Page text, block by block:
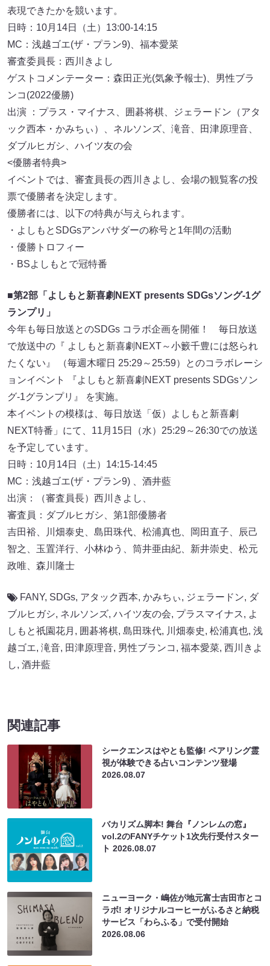
表現できたかを競います。
日時：10月14日（土）13:00-14:15
MC：浅越ゴエ(ザ・プラン9)、福本愛菜
審査委員長：西川きよし
ゲストコメンテーター：森田正光(気象予報士)、男性ブラ
ンコ(2022優勝)
出演 ：プラス・マイナス、囲碁将棋、ジェラードン（アタ
ック西本・かみちぃ）、ネルソンズ、滝音、田津原理音、
ダブルヒガシ、ハイツ友の会
<優勝者特典>
イベントでは、審査員長の西川きよし、会場の観覧客の投
票で優勝者を決定します。
優勝者には、以下の特典が与えられます。
・よしもとSDGsアンバサダーの称号と1年間の活動
・優勝トロフィー
・BSよしもとで冠特番
■第2部「よしもと新喜劇NEXT presents SDGsソング-1グ
ランプリ」
今年も毎日放送とのSDGs コラボ企画を開催！ 毎日放送
で放送中の『 よしもと新喜劇NEXT～小籔千豊には怒られ
たくない』 （毎週木曜日 25:29～25:59）とのコラボレーシ
ョンイベント 『よしもと新喜劇NEXT presents SDGsソン
グ-1グランプリ』 を実施。
本イベントの模様は、毎日放送「仮）よしもと新喜劇
NEXT特番」にて、11月15日（水）25:29～26:30での放送
を予定しています。
日時：10月14日（土）14:15-14:45
MC：浅越ゴエ(ザ・プラン9) 、酒井藍
出演：（審査員長）西川きよし、
審査員：ダブルヒガシ、第1部優勝者
吉田裕、川畑泰史、島田珠代、松浦真也、岡田直子、辰己
智之、玉置洋行、小林ゆう、筒井亜由紀、新井崇史、松元
政唯、森川隆士
FANY, SDGs, アタック西本, かみちぃ, ジェラードン, ダ
ブルヒガシ, ネルソンズ, ハイツ友の会, プラスマイナス, よ
しもと祇園花月 , 囲碁将棋, 島田珠代, 川畑泰史, 松浦真也, 浅
越ゴエ, 滝音, 田津原理音, 男性ブランコ , 福本愛菜, 西川きよ
し, 酒井藍
関連記事
シークエンスはやとも監修! ペアリング霊
視が体験できる占いコンテンツ登場
2026.08.07
バカリズム脚本! 舞台『ノンレムの窓』
vol.2のFANYチケット1次先行受付スター
ト2026.08.07
ニューヨーク・嶋佐が地元富士吉田市とコ
ラボ! オリジナルコーヒーがふるさと納税
サービス「わらふる」で受付開始
2026.08.06